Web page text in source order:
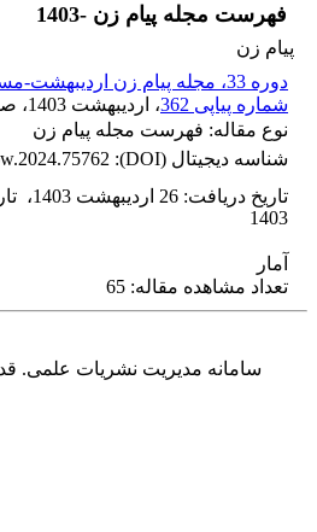
فهرست مجله پیام زن -1403
پیام زن
شماره پیاپی 362
، اردیبهشت 1403 ،
نوع مقاله: فهرست مجله پیام زن
شناسه دیجیتال (DOI):
تاریخ دریافت: 26 اردیبهشت 1403 ،
1403
آمار
تعداد مشاهده مقاله: 65
سامانه مدیریت نشریات علمی.